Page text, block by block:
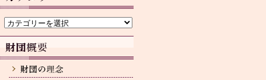
ブ
ゴ
リ
ー